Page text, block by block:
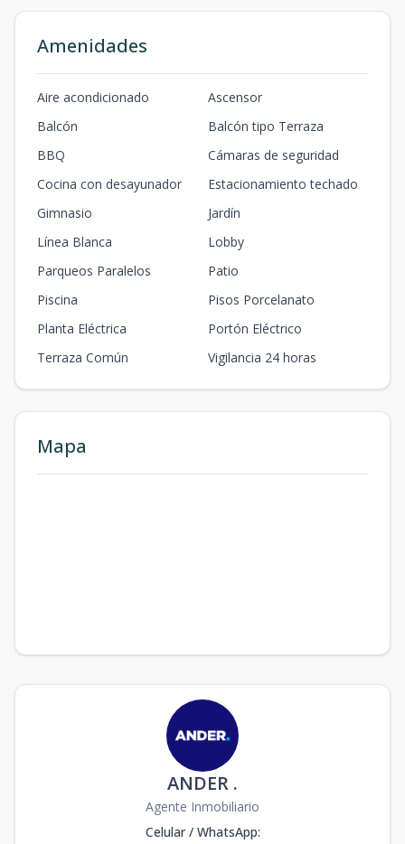
Amenidades
Aire acondicionado
Ascensor
Balcón
Balcón tipo Terraza
BBQ
Cámaras de seguridad
Cocina con desayunador
Estacionamiento techado
Gimnasio
Jardín
Línea Blanca
Lobby
Parqueos Paralelos
Patio
Piscina
Pisos Porcelanato
Planta Eléctrica
Portón Eléctrico
Terraza Común
Vigilancia 24 horas
Mapa
ANDER .
Agente Inmobiliario
Celular / WhatsApp: